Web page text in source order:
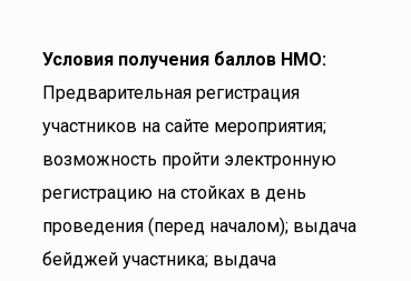
Условия получения баллов НМО:
Предварительная регистрация
участников на сайте мероприятия;
возможность пройти электронную
регистрацию на стойках в день
проведения (перед началом); выдача
бейджей участника; выдача